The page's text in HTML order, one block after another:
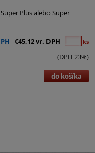
Plus alebo Super
€45,12 vr. DPH ks
(DPH 23%)
do košíka